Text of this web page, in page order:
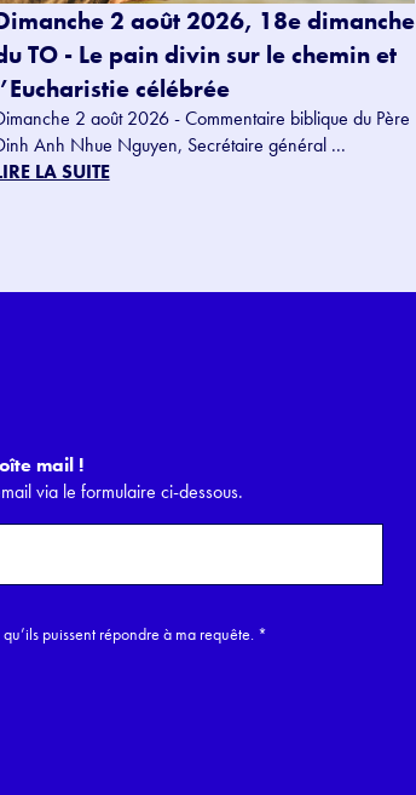
2 août 2026, 18e dimanche
TO - Le pain divin sur le chemin et
célébrée
2 août 2026 - Commentaire biblique du Père
Anh Nhue Nguyen, Secrétaire général ...
LA SUITE
mail !
via le formulaire ci-dessous.
puissent répondre à ma requête. *